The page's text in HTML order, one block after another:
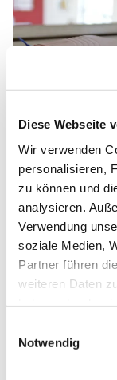
Diese Webseite
Wir verwenden
personalisieren,
zu können und
analysieren.
Verwendung
soziale Medien,
Partner führen
weiteren Daten
Notwendig